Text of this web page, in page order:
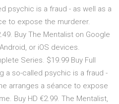
psychic is a fraud - as well as a
to expose the murderer.
Buy The Mentalist on Google
or iOS devices.
Series. $19.99 Buy Full
a so-called psychic is a fraud -
arranges a séance to expose
Buy HD €2.99. The Mentalist,